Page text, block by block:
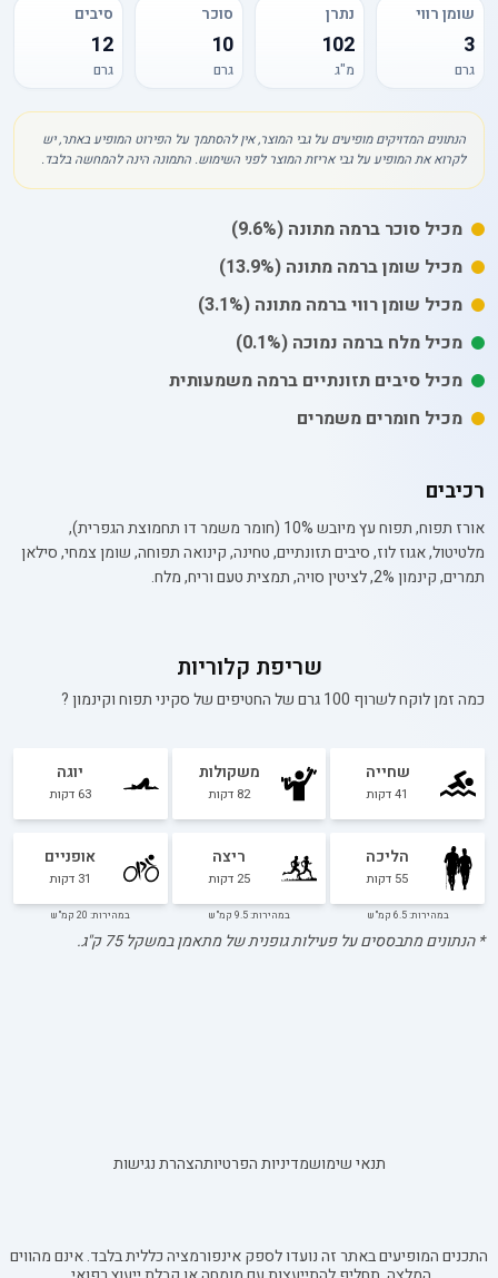
שומן רווי
3
גרם
נתרן
102
מ"ג
סוכר
10
גרם
סיבים
12
גרם
הנתונים המדויקים מופיעים על גבי המוצר, אין להסתמך על הפירוט המופיע באתר, יש
לקרוא את המופיע על גבי אריזת המוצר לפני השימוש. התמונה הינה להמחשה בלבד.
מכיל סוכר ברמה מתונה (9.6%)
מכיל שומןברמה מתונה (13.9%)
מכיל שומן רוויברמה מתונה (3.1%)
מכיל מלח ברמה נמוכה (0.1%)
מכיל סיבים תזונתיים ברמה משמעותית
מכיל חומרים משמרים
רכיבים
אורז תפוח, תפוח עץ מיובש 10% (חומר משמר דו תחמוצת הגפרית),
מלטיטול, אגוז לוז, סיבים תזונתיים, טחינה, קינואה תפוחה, שומן צמחי, סילאן
תמרים, קינמון 2%, לציטין סויה, תמצית טעם וריח, מלח.
שריפת קלוריות
כמה זמן לוקח לשרוף 100 גרם של החטיפים של סקיני תפוח וקינמון?
שחייה
41דקות
משקולות
82 דקות
יוגה
63 דקות
הליכה
55 דקות
במהירות: 6.5 קמ"ש
ריצה
25 דקות
במהירות: 9.5 קמ"ש
אופניים
31 דקות
במהירות: 20 קמ"ש
* הנתונים מתבססים על פעילות גופנית של מתאמן במשקל75ק"ג.
תנאי שימושמדיניות הפרטיותהצהרת נגישות
התכנים המופיעים באתר זה נועדו לספק אינפורמציה כללית בלבד. אינם מהווים